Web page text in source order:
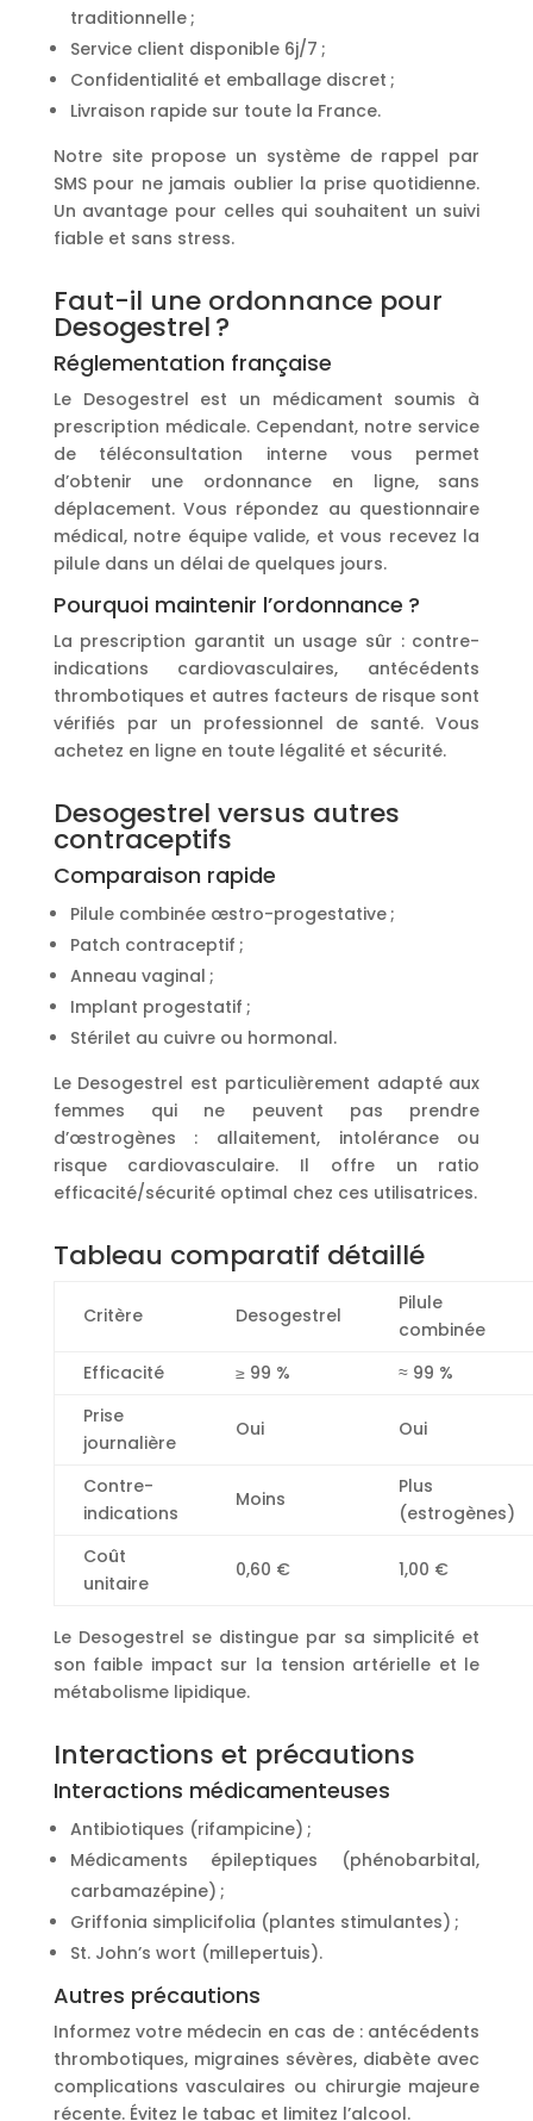
traditionnelle ;
Service client disponible 6j/7 ;
Confidentialité et emballage discret ;
Livraison rapide sur toute la France.
Notre site propose un système de rappel par
SMS pour ne jamais oublier la prise quotidienne.
Un avantage pour celles qui souhaitent un suivi
fiable et sans stress.
Faut-il une ordonnance pour
Desogestrel ?
Réglementation française
Le Desogestrel est un médicament soumis à
prescription médicale. Cependant, notre service
de téléconsultation interne vous permet
d’obtenir une ordonnance en ligne, sans
déplacement. Vous répondez au questionnaire
médical, notre équipe valide, et vous recevez la
pilule dans un délai de quelques jours.
Pourquoi maintenir l’ordonnance ?
La prescription garantit un usage sûr : contre-
indications cardiovasculaires, antécédents
thrombotiques et autres facteurs de risque sont
vérifiés par un professionnel de santé. Vous
achetez en ligne en toute légalité et sécurité.
Desogestrel versus autres
contraceptifs
Comparaison rapide
Pilule combinée œstro-progestative ;
Patch contraceptif ;
Anneau vaginal ;
Implant progestatif ;
Stérilet au cuivre ou hormonal.
Le Desogestrel est particulièrement adapté aux
femmes qui ne peuvent pas prendre
d’œstrogènes : allaitement, intolérance ou
risque cardiovasculaire. Il offre un ratio
efficacité/sécurité optimal chez ces utilisatrices.
Tableau comparatif détaillé
Critère Desogestrel
Pilule
combinée
Efficacité
≥ 99 %
≈ 99 %
Prise
journalière
Oui Oui
Contre-
indications
Moins
Plus
(estrogènes)
Coût
unitaire
0,60 € 1,00 €
Le Desogestrel se distingue par sa simplicité et
son faible impact sur la tension artérielle et le
métabolisme lipidique.
Interactions et précautions
Interactions médicamenteuses
Antibiotiques (rifampicine) ;
Médicaments épileptiques (phénobarbital,
carbamazépine) ;
Griffonia simplicifolia (plantes stimulantes) ;
St. John’s wort (millepertuis).
Autres précautions
Informez votre médecin en cas de : antécédents
thrombotiques, migraines sévères, diabète avec
complications vasculaires ou chirurgie majeure
récente. Évitez le tabac et limitez l’alcool.